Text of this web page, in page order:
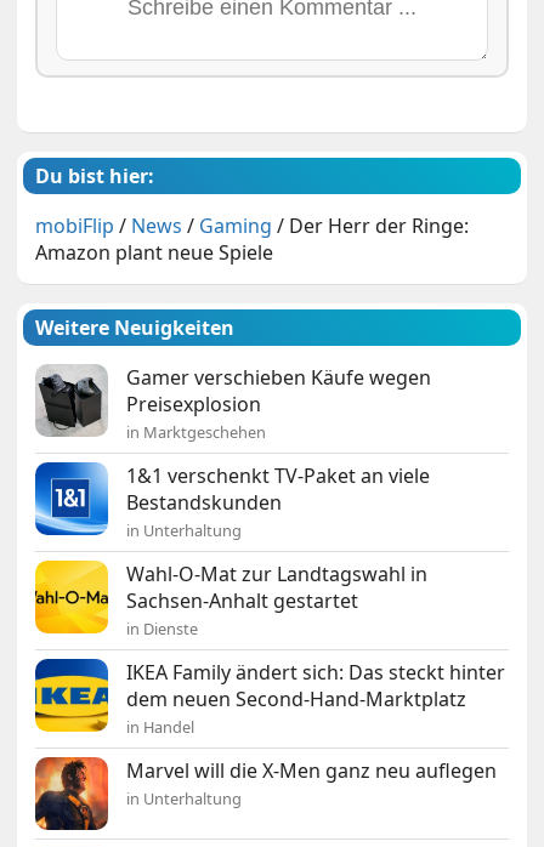
Du bist hier:
mobiFlip / News / Gaming / Der Herr der Ringe:
Amazon plant neue Spiele
Weitere Neuigkeiten
Gamer verschieben Käufe wegen
Preisexplosion
in Marktgeschehen
1&1 verschenkt TV-Paket an viele
Bestandskunden
in Unterhaltung
Wahl-O-Mat zur Landtagswahl in
Sachsen-Anhalt gestartet
in Dienste
IKEA Family ändert sich: Das steckt hinter
dem neuen Second-Hand-Marktplatz
in Handel
Marvel will die X-Men ganz neu auflegen
in Unterhaltung